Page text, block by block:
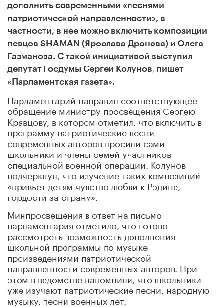
дополнить современными «песнями
патриотической направленности», в
частности, в нее можно включить композиции
певцов SHAMAN (Ярослава Дронова) и Олега
Газманова. С такой инициативой выступил
депутат Госдумы Сергей Колунов, пишет
«Парламентская газета».
Парламентарий направил соответствующее
обращение министру просвещения Сергею
Кравцову, в котором отметил, что включить в
программу патриотические песни
современных авторов просили сами
школьники и члены семей участников
специальной военной операции. Колунов
подчеркнул, что изучение таких композиций
«привьет детям чувство любви к Родине,
гордости за страну».
Минпросвещения в ответ на письмо
парламентария отметило, что готово
рассмотреть возможность дополнения
школьной программы по музыке
произведениями патриотической
направленности современных авторов. При
этом в ведомстве напомнили, что школьники
уже изучают патриотические песни, народную
музыку, песни военных лет.